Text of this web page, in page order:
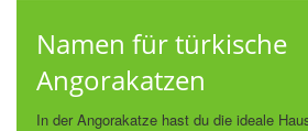
Namen für türkische
Angorakatzen
In der Angorakatze hast du die ideale